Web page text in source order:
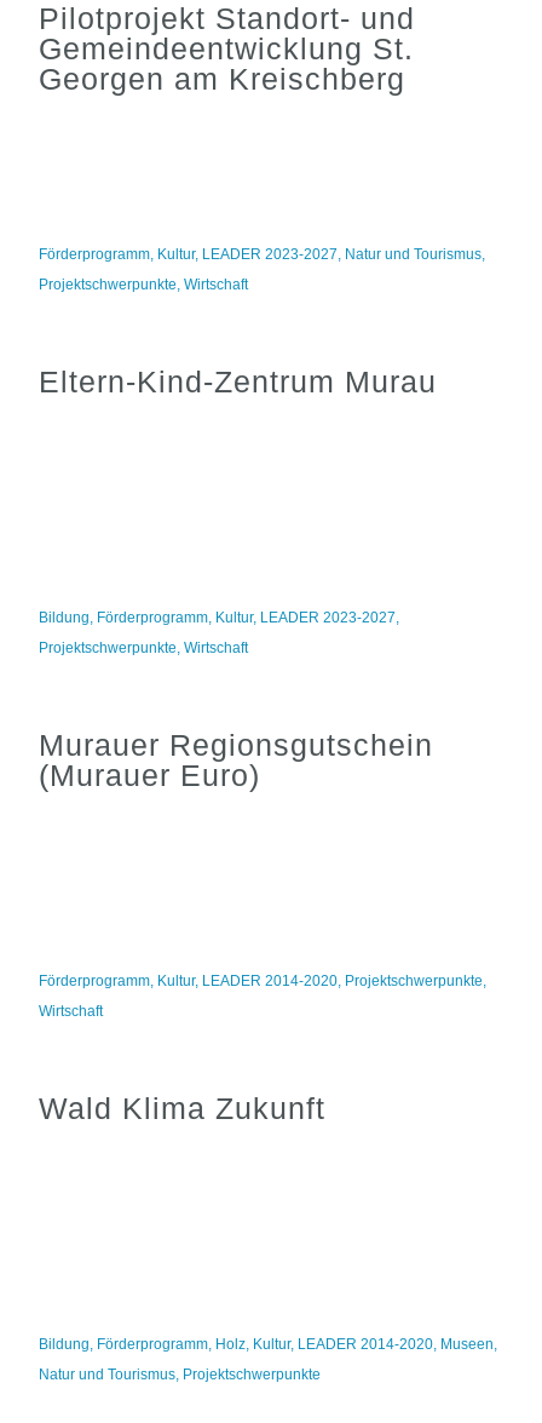
Pilotprojekt Standort- und
Gemeindeentwicklung St.
Georgen am Kreischberg
Förderprogramm, Kultur, LEADER 2023-2027, Natur und Tourismus,
Projektschwerpunkte,Wirtschaft
Eltern-Kind-Zentrum Murau
Bildung, Förderprogramm, Kultur, LEADER 2023-2027,
Projektschwerpunkte,Wirtschaft
Murauer Regionsgutschein
(Murauer Euro)
Förderprogramm, Kultur, LEADER 2014-2020, Projektschwerpunkte,
Wirtschaft
Wald Klima Zukunft
Bildung, Förderprogramm, Holz, Kultur, LEADER 2014-2020, Museen,
Natur und Tourismus, Projektschwerpunkte